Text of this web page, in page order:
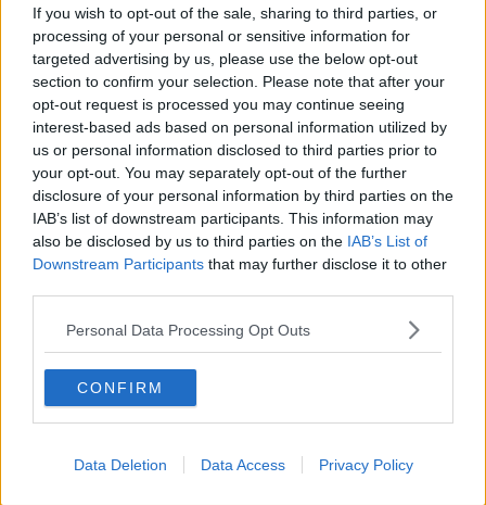
If you wish to opt-out of the sale, sharing to third parties, or
processing of your personal or sensitive information for
targeted advertising by us, please use the below opt-out
section to confirm your selection. Please note that after your
opt-out request is processed you may continue seeing
interest-based ads based on personal information utilized by
us or personal information disclosed to third parties prior to
your opt-out. You may separately opt-out of the further
disclosure of your personal information by third parties on the
IAB’s list of downstream participants. This information may
also be disclosed by us to third parties on the IAB’s List of
Downstream Participants that may further disclose it to other
Personal Data Processing Opt Outs
CONFIRM
Data Deletion Data Access Privacy Policy
Vaxzevria
Nazionali
​Ricorrenze e celebrazioni
Marte
​Crapa pelada
​I soliti noti
Arie
​Vaccine Easing
No profit
Dragonheart
Con-ter?
​Con-te
L'amico
​L’anno del vaccino
​Il rosario
Paolo Rossi
Maradona
Cronaca